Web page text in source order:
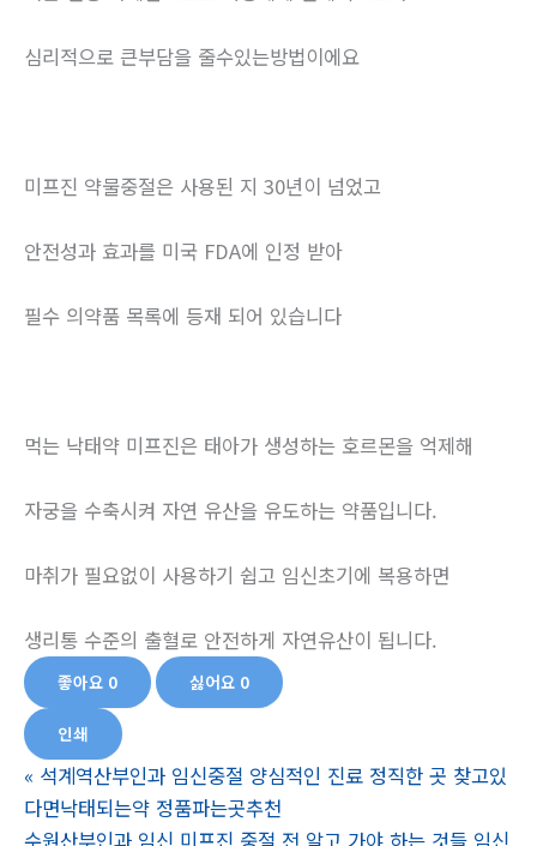
심리적으로 큰부담을 줄수있는방법이에요
미프진 약물중절은 사용된 지 30년이 넘었고
안전성과 효과를 미국 FDA에 인정 받아
필수 의약품 목록에 등재 되어 있습니다
먹는 낙태약 미프진은 태아가 생성하는 호르몬을 억제해
자궁을 수축시켜 자연 유산을 유도하는 약품입니다.
마취가 필요없이 사용하기 쉽고 임신초기에 복용하면
생리통 수준의 출혈로 안전하게 자연유산이 됩니다.
좋아요 0 싫어요 0
인쇄
« 석계역산부인과 임신중절 양심적인 진료 정직한 곳 찾고있
다면낙태되는약 정품파는곳추천
수원산부인과 임신 미프진 중절 전 알고 가야 하는 것들 임신